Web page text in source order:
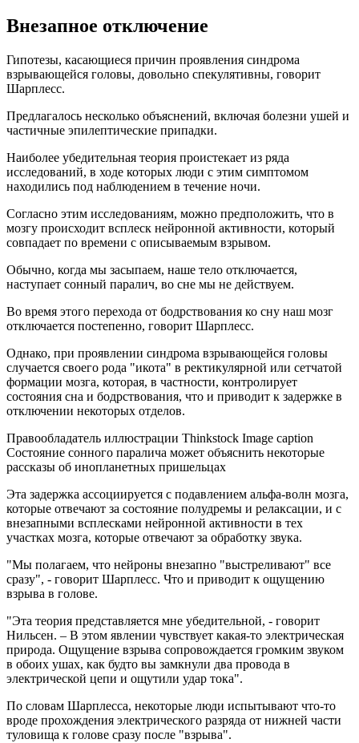
Внезапное отключение
Гипотезы, касающиеся причин проявления синдрома
взрывающейся головы, довольно спекулятивны, говорит
Шарплесс.
Предлагалось несколько объяснений, включая болезни ушей и
частичные эпилептические припадки.
Наиболее убедительная теория проистекает из ряда
исследований, в ходе которых люди с этим симптомом
находились под наблюдением в течение ночи.
Согласно этим исследованиям, можно предположить, что в
мозгу происходит всплеск нейронной активности, который
совпадает по времени с описываемым взрывом.
Обычно, когда мы засыпаем, наше тело отключается,
наступает сонный паралич, во сне мы не действуем.
Во время этого перехода от бодрствования ко сну наш мозг
отключается постепенно, говорит Шарплесс.
Однако, при проявлении синдрома взрывающейся головы
случается своего рода "икота" в ректикулярной или сетчатой
формации мозга, которая, в частности, контролирует
состояния сна и бодрствования, что и приводит к задержке в
отключении некоторых отделов.
Правообладатель иллюстрации Thinkstock Image caption
Состояние сонного паралича может объяснить некоторые
рассказы об инопланетных пришельцах
Эта задержка ассоциируется с подавлением альфа-волн мозга,
которые отвечают за состояние полудремы и релаксации, и с
внезапными всплесками нейронной активности в тех
участках мозга, которые отвечают за обработку звука.
"Мы полагаем, что нейроны внезапно "выстреливают" все
сразу", - говорит Шарплесс. Что и приводит к ощущению
взрыва в голове.
"Эта теория представляется мне убедительной, - говорит
Нильсен. – В этом явлении чувствует какая-то электрическая
природа. Ощущение взрыва сопровождается громким звуком
в обоих ушах, как будто вы замкнули два провода в
электрической цепи и ощутили удар тока".
По словам Шарплесса, некоторые люди испытывают что-то
вроде прохождения электрического разряда от нижней части
туловища к голове сразу после "взрыва".